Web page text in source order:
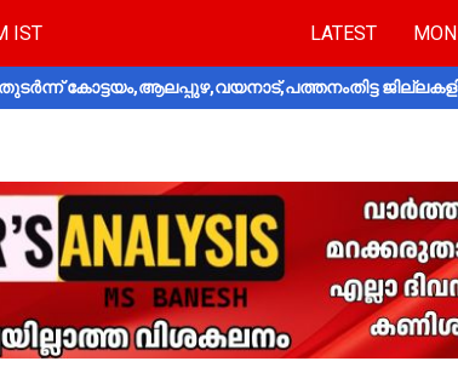
IST LATEST
കോട്ടയം,ആലപ്പുഴ,വയനാട്,പത്തനംതിട്ട